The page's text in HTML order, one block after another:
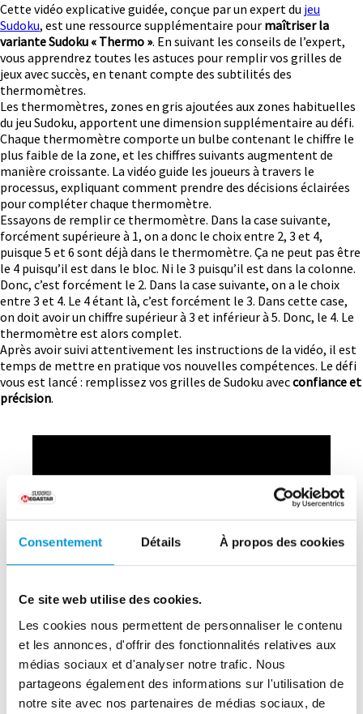
Consentement Détails À propos des cookies
Ce site web utilise des cookies.
Les cookies nous permettent de personnaliser le contenu
et les annonces, d'offrir des fonctionnalités relatives aux
médias sociaux et d'analyser notre trafic. Nous
partageons également des informations sur l'utilisation de
notre site avec nos partenaires de médias sociaux, de
Cette vidéo explicative guidée, conçue par un expert du jeu
Sudoku, est une ressource supplémentaire pour maîtriser la
variante Sudoku « Thermo ». En suivant les conseils de l’expert,
vous apprendrez toutes les astuces pour remplir vos grilles de
jeux avec succès, en tenant compte des subtilités des
thermomètres.
Les thermomètres, zones en gris ajoutées aux zones habituelles
du jeu Sudoku, apportent une dimension supplémentaire au défi.
Chaque thermomètre comporte un bulbe contenant le chiffre le
plus faible de la zone, et les chiffres suivants augmentent de
manière croissante. La vidéo guide les joueurs à travers le
processus, expliquant comment prendre des décisions éclairées
pour compléter chaque thermomètre.
Essayons de remplir ce thermomètre. Dans la case suivante,
forcément supérieure à 1, on a donc le choix entre 2, 3 et 4,
puisque 5 et 6 sont déjà dans le thermomètre. Ça ne peut pas être
le 4 puisqu’il est dans le bloc. Ni le 3 puisqu’il est dans la colonne.
Donc, c’est forcément le 2. Dans la case suivante, on a le choix
entre 3 et 4. Le 4 étant là, c’est forcément le 3. Dans cette case,
on doit avoir un chiffre supérieur à 3 et inférieur à 5. Donc, le 4. Le
thermomètre est alors complet.
Après avoir suivi attentivement les instructions de la vidéo, il est
temps de mettre en pratique vos nouvelles compétences. Le défi
vous est lancé : remplissez vos grilles de Sudoku avecconfiance et
précision.